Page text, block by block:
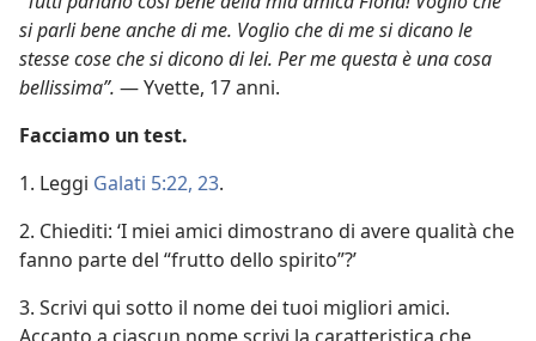
si parli bene anche di me. Voglio che di me si dicano le
stesse cose che si dicono di lei. Per me questa è una cosa
bellissima”. — Yvette, 17 anni.
Facciamo un test.
1. Leggi Galati 5:22, 23.
2. Chiediti: ‘I miei amici dimostrano di avere qualità che
fanno parte del “frutto dello spirito”?’
3. Scrivi qui sotto il nome dei tuoi migliori amici.